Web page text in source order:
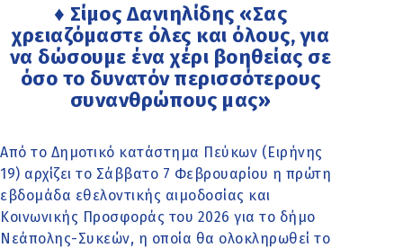
♦ Σίμος Δανιηλίδης «Σας
χρειαζόμαστε όλες και όλους, για
να δώσουμε ένα χέρι βοηθείας σε
όσο το δυνατόν περισσότερους
συνανθρώπους μας»
Από το Δημοτικό κατάστημα Πεύκων (Ειρήνης
19) αρχίζει το Σάββατο 7 Φεβρουαρίου η πρώτη
εβδομάδα εθελοντικής αιμοδοσίας και
Κοινωνικής Προσφοράς του 2026 για το δήμο
Νεάπολης-Συκεών, η οποία θα ολοκληρωθεί το